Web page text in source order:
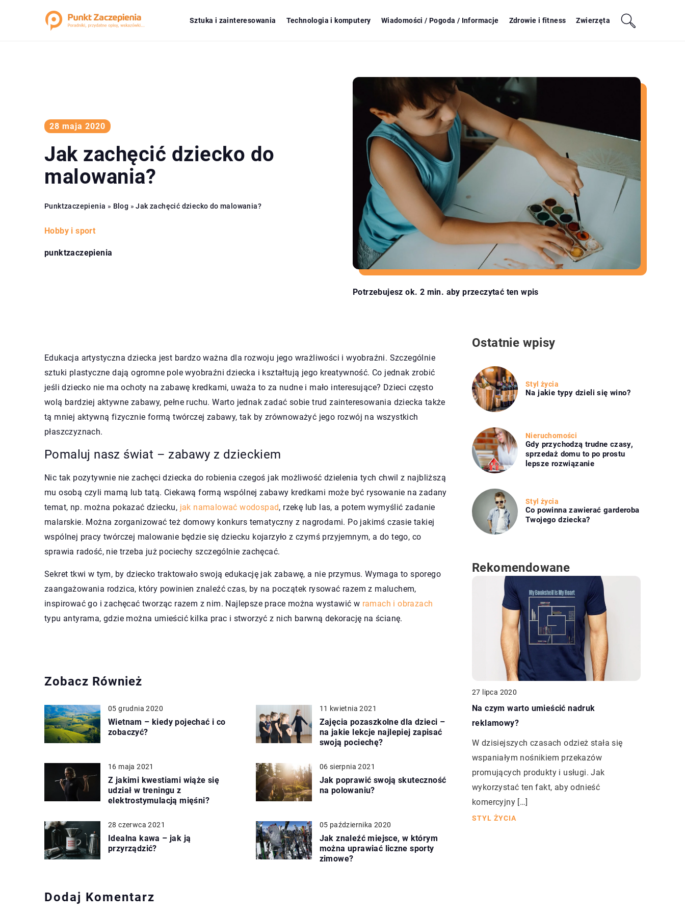
Sztuka i zainteresowania Technologia i komputery Wiadomości / Pogoda / Informacje Zdrowie i fitness Zwierzęta
28 maja 2020
Jak zachęcić dziecko do
malowania?
Punktzaczepienia » Blog »Jak zachęcić dziecko do malowania?
Hobby i sport
punktzaczepienia
Potrzebujesz ok. 2 min. aby przeczytać ten wpis
Edukacja artystyczna dziecka jest bardzo ważna dla rozwoju jego wrażliwości i wyobraźni. Szczególnie
sztuki plastyczne dają ogromne pole wyobraźni dziecka i kształtują jego kreatywność. Co jednak zrobić
jeśli dziecko nie ma ochoty na zabawę kredkami, uważa to za nudne i mało interesujące? Dzieci często
wolą bardziej aktywne zabawy, pełne ruchu. Warto jednak zadać sobie trud zainteresowania dziecka także
tą mniej aktywną fizycznie formą twórczej zabawy, tak by zrównoważyć jego rozwój na wszystkich
płaszczyznach.
Pomaluj nasz świat – zabawy z dzieckiem
Nic tak pozytywnie nie zachęci dziecka do robienia czegoś jak możliwość dzielenia tych chwil z najbliższą
mu osobą czyli mamą lub tatą. Ciekawą formą wspólnej zabawy kredkami może być rysowanie na zadany
temat, np. można pokazać dziecku, jak namalować wodospad, rzekę lub las, a potem wymyślić zadanie
malarskie. Można zorganizować też domowy konkurs tematyczny z nagrodami. Po jakimś czasie takiej
wspólnej pracy twórczej malowanie będzie się dziecku kojarzyło z czymś przyjemnym, a do tego, co
sprawia radość, nie trzeba już pociechy szczególnie zachęcać.
Sekret tkwi w tym, by dziecko traktowało swoją edukację jak zabawę, a nie przymus. Wymaga to sporego
zaangażowania rodzica, który powinien znaleźć czas, by na początek rysować razem z maluchem,
inspirować go i zachęcać tworząc razem z nim. Najlepsze prace można wystawić w ramach i obrazach
typu antyrama, gdzie można umieścić kilka prac i stworzyć z nich barwną dekorację na ścianę.
Zobacz Również
05 grudnia 2020
Wietnam – kiedy pojechać i co
zobaczyć?
11 kwietnia 2021
Zajęcia pozaszkolne dla dzieci –
na jakie lekcje najlepiej zapisać
swoją pociechę?
16 maja 2021
Z jakimi kwestiami wiąże się
udział w treningu z
elektrostymulacją mięśni?
06 sierpnia 2021
Jak poprawić swoją skuteczność
na polowaniu?
28 czerwca 2021
Idealna kawa – jak ją
przyrządzić?
05 października 2020
Jak znaleźć miejsce, w którym
można uprawiać liczne sporty
zimowe?
Dodaj Komentarz
Ostatnie wpisy
Styl życia
Na jakie typy dzieli się wino?
Nieruchomości
Gdy przychodzą trudne czasy,
sprzedaż domu to po prostu
lepsze rozwiązanie
Styl życia
Co powinna zawierać garderoba
Twojego dziecka?
Rekomendowane
27 lipca 2020
Na czym warto umieścić nadruk
reklamowy?
W dzisiejszych czasach odzież stała się
wspaniałym nośnikiem przekazów
promujących produkty i usługi. Jak
wykorzystać ten fakt, aby odnieść
komercyjny […]
STYL ŻYCIA